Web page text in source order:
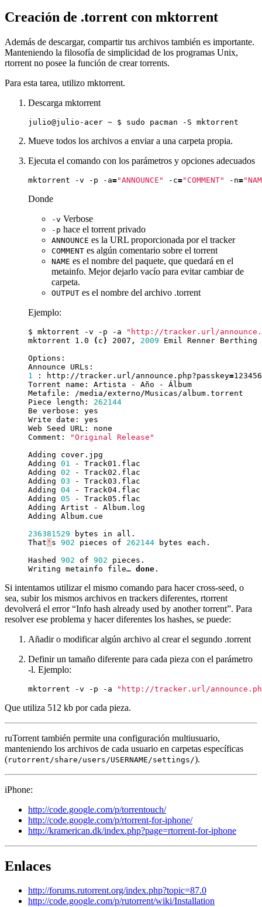
Creación de .torrent con mktorrent
Además de descargar, compartir tus archivos también es importante.
Manteniendo la filosofía de simplicidad de los programas Unix,
rtorrent no posee la función de crear torrents.
Para esta tarea, utilizo mktorrent.
Descarga mktorrent
Mueve todos los archivos a enviar a una carpeta propia.
Ejecuta el comando con los parámetros y opciones adecuados
mktorrent -v -p -a="ANNOUNCE" -c="COMMENT" -n=
Donde
-v Verbose
-p hace el torrent privado
ANNOUNCE es la URL proporcionada por el tracker
COMMENT es algún comentario sobre el torrent
NAME es el nombre del paquete, que quedará en el
metainfo. Mejor dejarlo vacío para evitar cambiar de
carpeta.
OUTPUT es el nombre del archivo .torrent
Ejemplo:
$ mktorrent -v -p -a
"http://tracker.url/
mktorrent 1.0
( c ) 2007, 2009
1
: http://tracker.url/announce.php?passkey=
Piece length: 262144
Comment:
"Original Release"
Adding 01
Adding 02
Adding 03
Adding 04
Adding 05
236381529
That ' s 902 pieces of 262144
Hashed 902 of 902
Writing metainfo file… done
Si intentamos utilizar el mismo comando para hacer cross-seed, o
sea, subir los mismos archivos en trackers diferentes, rtorrent
devolverá el error “Info hash already used by another torrent”. Para
resolver ese problema y hacer diferentes los hashes, se puede:
Añadir o modificar algún archivo al crear el segundo .torrent
Definir un tamaño diferente para cada pieza con el parámetro
-l. Ejemplo:
mktorrent -v -p -a "http://tracker.url/
Que utiliza 512 kb por cada pieza.
ruTorrent también permite una configuración multiusuario,
manteniendo los archivos de cada usuario en carpetas específicas
(rutorrent/share/users/USERNAME/settings/).
iPhone:
http://code.google.com/p/torrentouch/
http://code.google.com/p/rtorrent-for-iphone/
http://kramerican.dk/index.php?page=rtorrent-for-iphone
Enlaces
http://forums.rutorrent.org/index.php?topic=87.0
http://code.google.com/p/rutorrent/wiki/Installation